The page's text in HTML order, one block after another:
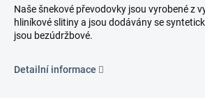
Naše šnekové převodovky jsou vyrobené z
hliníkové slitiny a jsou dodávány se
jsou bezúdržbové.
Detailní informace